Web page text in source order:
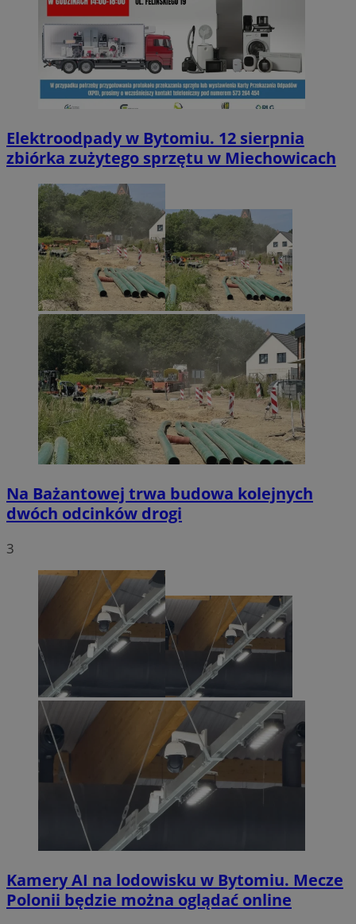
Elektroodpady w Bytomiu. 12 sierpnia
zbiórka zużytego sprzętu w Miechowicach
Na Bażantowej trwa budowa kolejnych
dwóch odcinków drogi
3
Kamery AI na lodowisku w Bytomiu. Mecze
Polonii będzie można oglądać online